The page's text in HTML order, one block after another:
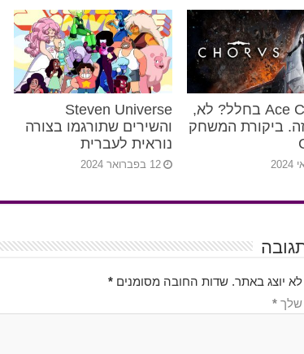
Ace Combat בחלל? לא,
ביקורת המשחק
Steven Universe
והשירים שתורגמו בצורה
נוראית לעברית
12 בפברואר 2024
לא יוצג באתר. שדות החובה מסומנים*
שלך*